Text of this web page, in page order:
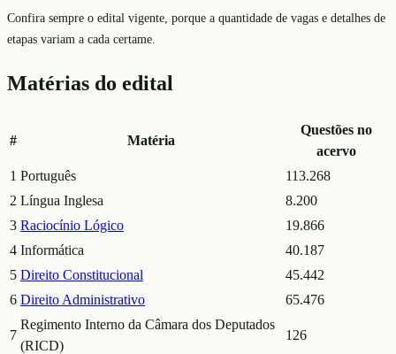
Confira sempre o edital vigente, porque a quantidade de vagas e detalhes de
etapas variam a cada certame.
Matérias do edital
# Matéria
Questões no
acervo
1 Português
113.268
2 Língua Inglesa
8.200
3 Raciocínio Lógico
19.866
4 Informática
40.187
5 Direito Constitucional
45.442
6 Direito Administrativo 65.476
7
Regimento Interno da Câmara dos Deputados
(RICD)
126